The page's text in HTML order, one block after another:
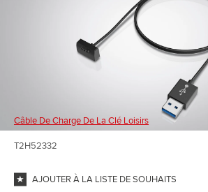
Câble De Charge De La Clé Loisirs
T2H52332
AJOUTER À LA LISTE DE SOUHAITS